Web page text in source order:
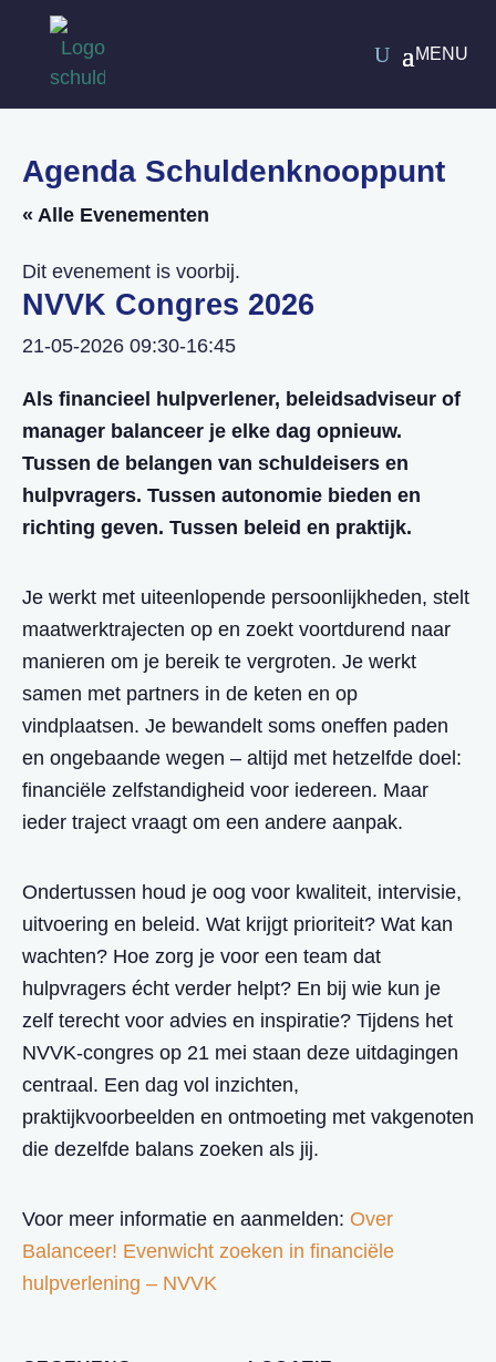
Agenda Schuldenknooppunt
« Alle Evenementen
Dit evenement is voorbij.
NVVK Congres 2026
21-05-2026 09:30-16:45
Als financieel hulpverlener, beleidsadviseur of
manager balanceer je elke dag opnieuw.
Tussen de belangen van schuldeisers en
hulpvragers. Tussen autonomie bieden en
richting geven. Tussen beleid en praktijk.
Je werkt met uiteenlopende persoonlijkheden, stelt
maatwerktrajecten op en zoekt voortdurend naar
manieren om je bereik te vergroten. Je werkt
samen met partners in de keten en op
vindplaatsen. Je bewandelt soms oneffen paden
en ongebaande wegen – altijd met hetzelfde doel:
financiële zelfstandigheid voor iedereen. Maar
ieder traject vraagt om een andere aanpak.
Ondertussen houd je oog voor kwaliteit, intervisie,
uitvoering en beleid. Wat krijgt prioriteit? Wat kan
wachten? Hoe zorg je voor een team dat
hulpvragers écht verder helpt? En bij wie kun je
zelf terecht voor advies en inspiratie? Tijdens het
NVVK-congres op 21 mei staan deze uitdagingen
centraal. Een dag vol inzichten,
praktijkvoorbeelden en ontmoeting met vakgenoten
die dezelfde balans zoeken als jij.
Voor meer informatie en aanmelden: Over
Balanceer! Evenwicht zoeken in financiële
hulpverlening – NVVK